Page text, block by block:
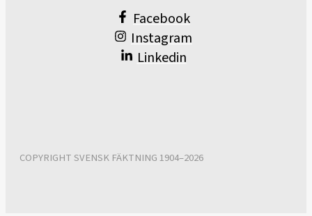
Facebook
Instagram
Linkedin
COPYRIGHT SVENSK FÄKTNING 1904–2026